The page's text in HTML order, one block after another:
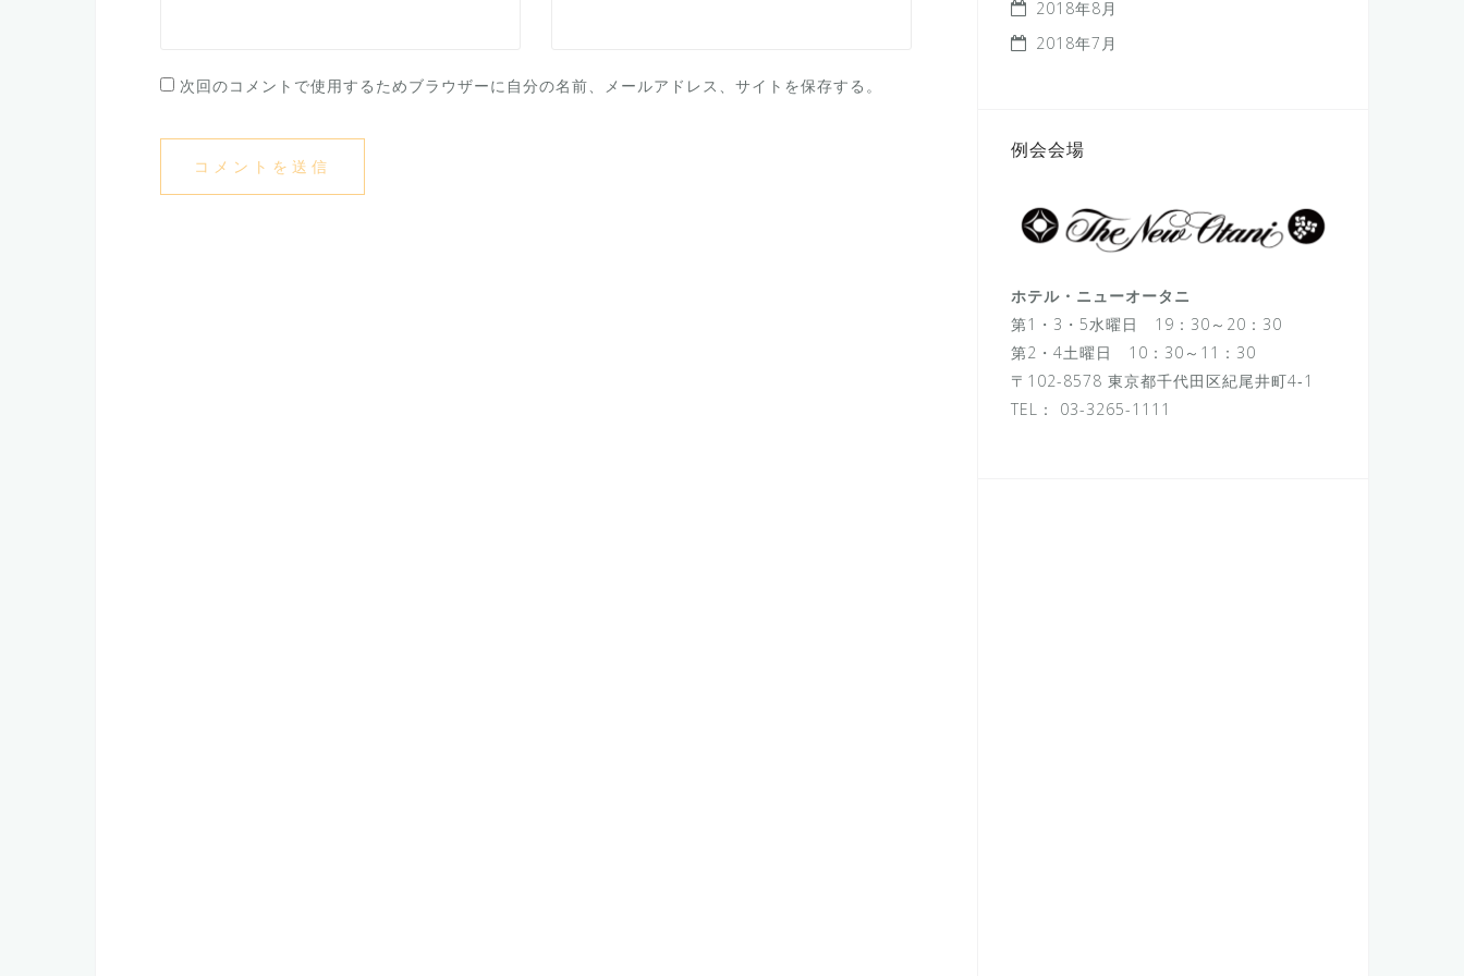
次回のコメントで使用するためブラウザーに自分の名前、メールアドレス、サイトを保存する。
2018年8月
2018年7月
例会会場
ホテル・ニューオータニ
第1・3・5水曜日 19：30～20：30
第2・4土曜日 10：30～11：30
〒102-8578 東京都千代田区紀尾井町4‐1
TEL： 03-3265-1111